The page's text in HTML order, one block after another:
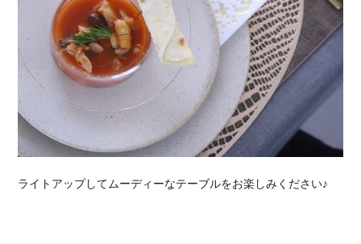
ライトアップしてムーディーなテーブルをお楽しみください♪